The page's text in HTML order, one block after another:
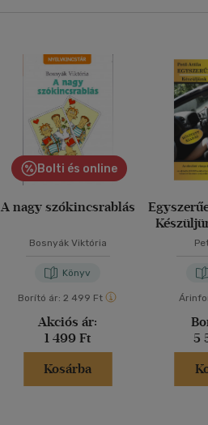
Bolti és online
A nagy szókincsrablás
Bosnyák Viktória
Könyv
Borító ár: 2 499 Ft
Akciós ár:
1 499 Ft
Kosárba
5